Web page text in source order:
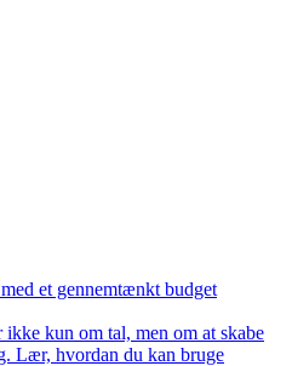
et gennemtænkt budget
kun om tal, men om at skabe
Lær, hvordan du kan bruge